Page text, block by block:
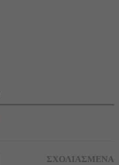
ΣΧΟΛΙΑΣΜΕΝΑ